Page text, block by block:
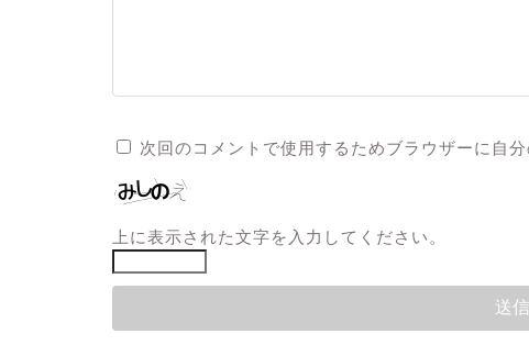
次回のコメントで使用するためブラウザーに自
上に表示された文字を入力してください。